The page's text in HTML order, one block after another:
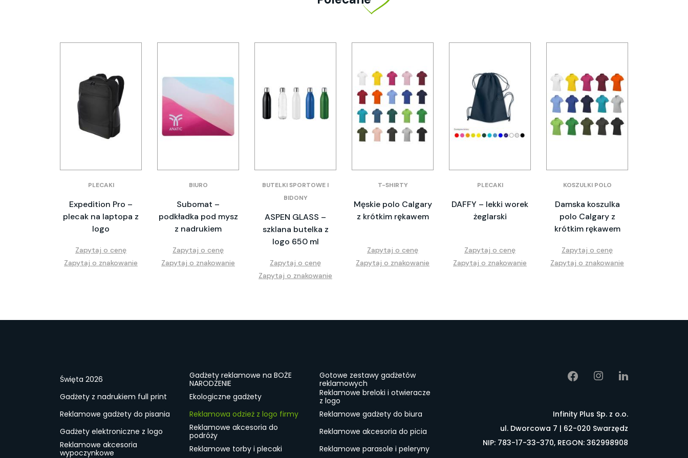
PLECAKI
Expedition Pro –
plecak na laptopa z
logo
Zapytaj o cenę
Zapytaj o znakowanie
BIURO
Subomat –
podkładka pod mysz
z nadrukiem
Zapytaj o cenę
Zapytaj o znakowanie
BUTELKI SPORTOWE I
BIDONY
ASPEN GLASS –
szklana butelka z
logo 650 ml
Zapytaj o cenę
Zapytaj o znakowanie
T-SHIRTY
Męskie polo Calgary
z krótkim rękawem
Zapytaj o cenę
Zapytaj o znakowanie
PLECAKI
DAFFY – lekki worek
żeglarski
Zapytaj o cenę
Zapytaj o znakowanie
KOSZULKI POLO
Damska koszulka
polo Calgary z
krótkim rękawem
Zapytaj o cenę
Zapytaj o znakowanie
Święta 2026
Gadżety reklamowe na BOŻE
NARODZENIE
Gotowe zestawy gadżetów
reklamowych
Gadżety z nadrukiem full print
Ekologiczne gadżety
Reklamowe breloki i otwieracze
z logo
Reklamowe gadżety do pisania
Reklamowa odzież z logo firmy
Reklamowe gadżety do biura
Gadżety elektroniczne z logo
Reklamowe akcesoria do
podróży
Reklamowe akcesoria do picia
Reklamowe akcesoria
wypoczynkowe
Reklamowe torby i plecaki
Reklamowe parasole i peleryny
Infinity Plus Sp. z o.o.
ul. Dworcowa 7 | 62-020 Swarzędz
NIP: 783-17-33-370, REGON: 362998908